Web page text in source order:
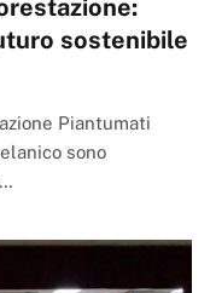
sostenibile
Piantumati
sono